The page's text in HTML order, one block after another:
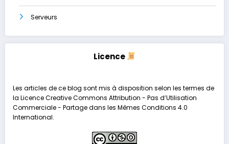
Serveurs
Licence
Les articles de ce blog sont mis à disposition selon les termes de
la Licence Creative Commons Attribution - Pas d’Utilisation
Commerciale - Partage dans les Mêmes Conditions 4.0
International.